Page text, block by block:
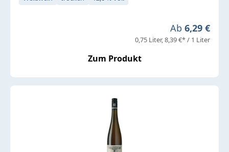
Regulärer
Ab 6,29 €
0,75 Liter 8,39 €* / 1 Liter
Zum Produkt